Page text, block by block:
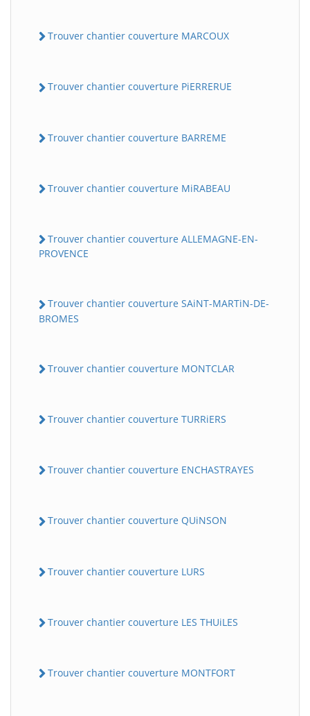
Trouver chantier couverture MARCOUX
Trouver chantier couverture PiERRERUE
Trouver chantier couverture BARREME
Trouver chantier couverture MiRABEAU
Trouver chantier couverture ALLEMAGNE-EN-
PROVENCE
Trouver chantier couverture SAiNT-MARTiN-DE-
BROMES
Trouver chantier couverture MONTCLAR
Trouver chantier couverture TURRiERS
Trouver chantier couverture ENCHASTRAYES
Trouver chantier couverture QUiNSON
Trouver chantier couverture LURS
Trouver chantier couverture LES THUiLES
Trouver chantier couverture MONTFORT